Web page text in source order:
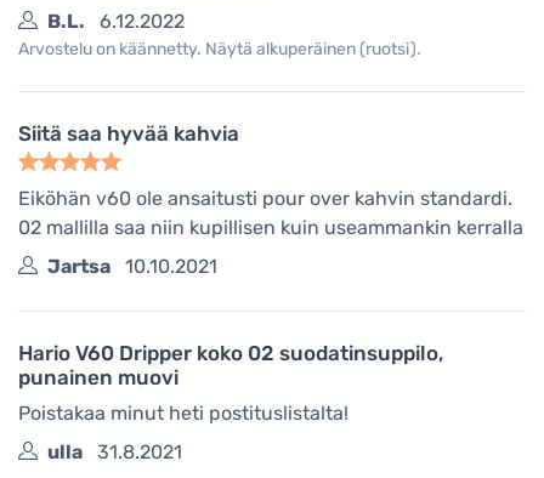
B.L.
6.12.2022
Arvostelu on käännetty. Näytä alkuperäinen (ruotsi).
Siitä saa hyvää kahvia
Eiköhän v60 ole ansaitusti pour over kahvin standardi.
02 mallilla saa niin kupillisen kuin useammankin kerralla
Jartsa
10.10.2021
Hario V60 Dripper koko 02 suodatinsuppilo,
punainen muovi
Poistakaa minut heti postituslistalta!
ulla
31.8.2021